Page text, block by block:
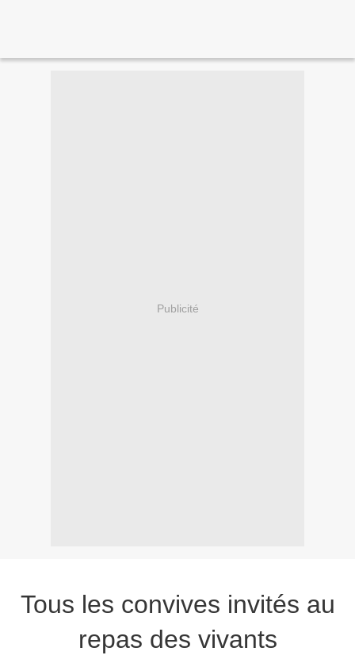
Publicité
Tous les convives invités au
repas des vivants